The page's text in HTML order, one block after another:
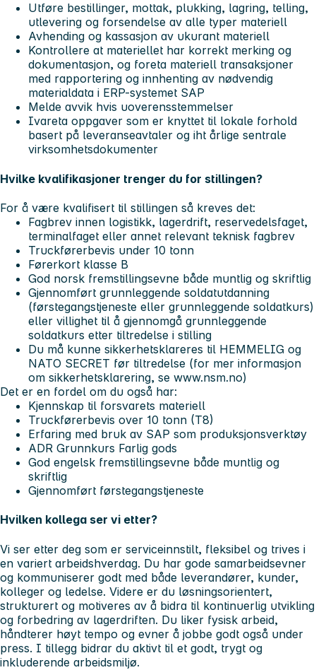
Utføre bestillinger, mottak, plukking, lagring, telling,
utlevering og forsendelse av alle typer materiell
Avhending og kassasjon av ukurant materiell
Kontrollere at materiellet har korrekt merking og
dokumentasjon, og foreta materiell transaksjoner
med rapportering og innhenting av nødvendig
materialdata i ERP-systemet SAP
Melde avvik hvis uoverensstemmelser
Ivareta oppgaver som er knyttet til lokale forhold
basert på leveranseavtaler og iht årlige sentrale
virksomhetsdokumenter
Hvilke kvalifikasjoner trenger du for stillingen?
For å være kvalifisert til stillingen så kreves det:
Fagbrev innen logistikk, lagerdrift, reservedelsfaget,
terminalfaget eller annet relevant teknisk fagbrev
Truckførerbevis under 10 tonn
Førerkort klasse B
God norsk fremstillingsevne både muntlig og skriftlig
Gjennomført grunnleggende soldatutdanning
(førstegangstjeneste eller grunnleggende soldatkurs)
eller villighet til å gjennomgå grunnleggende
soldatkurs etter tiltredelse i stilling
Du må kunne sikkerhetsklareres til HEMMELIG og
NATO SECRET før tiltredelse (for mer informasjon
om sikkerhetsklarering, se www.nsm.no)
Det er en fordel om du også har:
Kjennskap til forsvarets materiell
Truckførerbevis over 10 tonn (T8)
Erfaring med bruk av SAP som produksjonsverktøy
ADR Grunnkurs Farlig gods
God engelsk fremstillingsevne både muntlig og
skriftlig
Gjennomført førstegangstjeneste
Hvilken kollega ser vi etter?
Vi ser etter deg som er serviceinnstilt, fleksibel og trives i
en variert arbeidshverdag. Du har gode samarbeidsevner
og kommuniserer godt med både leverandører, kunder,
kolleger og ledelse. Videre er du løsningsorientert,
strukturert og motiveres av å bidra til kontinuerlig utvikling
og forbedring av lagerdriften. Du liker fysisk arbeid,
håndterer høyt tempo og evner å jobbe godt også under
press. I tillegg bidrar du aktivt til et godt, trygt og
inkluderende arbeidsmiljø.